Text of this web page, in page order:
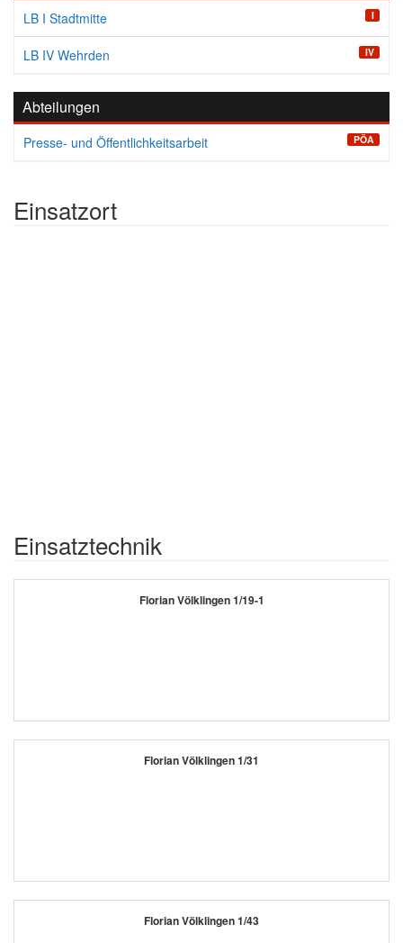
LB I Stadtmitte I
LB IV Wehrden IV
Abteilungen
Presse- und Öffentlichkeitsarbeit PÖA
Einsatzort
Einsatztechnik
Florian Völklingen 1/19-1
Florian Völklingen 1/31
Florian Völklingen 1/43